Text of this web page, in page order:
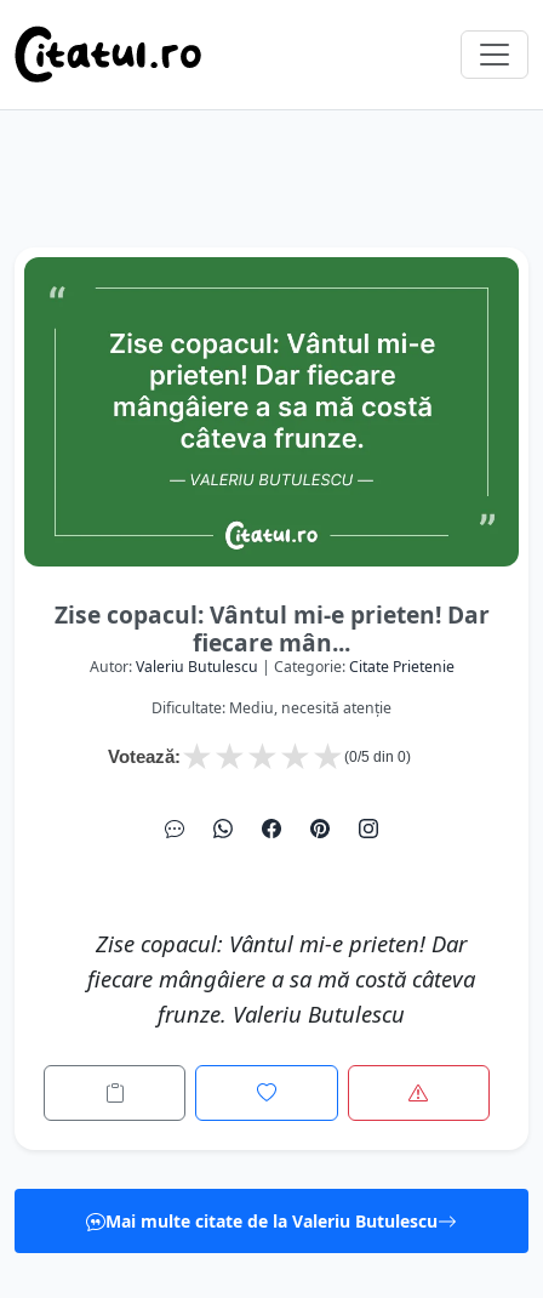
Zise copacul: Vântul mi-e prieten! Dar
fiecare mân...
Autor:Valeriu Butulescu | Categorie:Citate Prietenie
Dificultate: Mediu, necesită atenție
Votează: ★
★
★
★
★ (0/5 din 0)
Zise copacul: Vântul mi-e prieten! Dar
fiecare mângâiere a sa mă costă câteva
frunze. Valeriu Butulescu
Mai multe citate de la Valeriu Butulescu